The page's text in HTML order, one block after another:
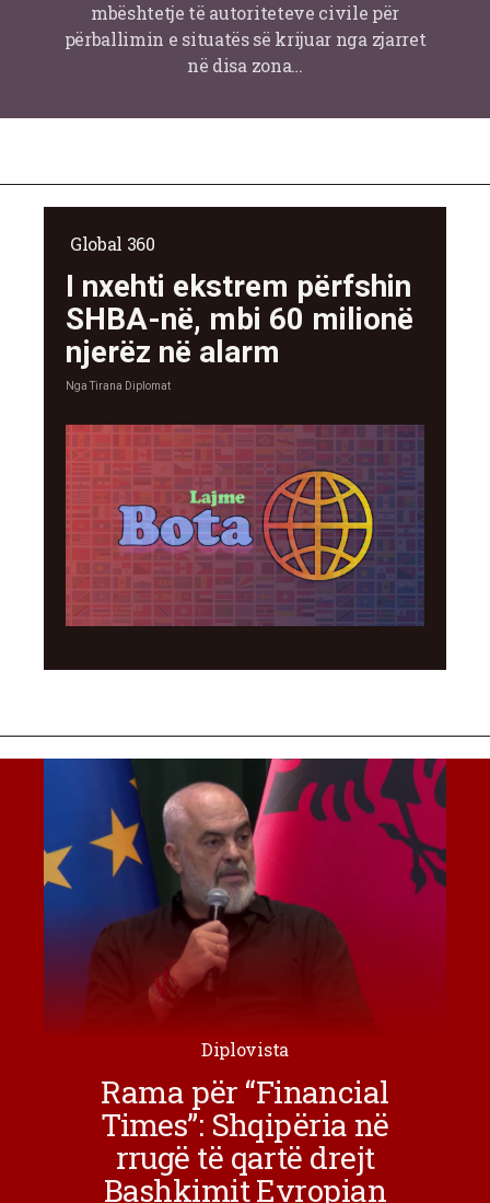
mbështetje të autoriteteve civile për
përballimin e situatës së krijuar nga zjarret
në disa zona…
Global 360
I nxehti ekstrem përfshin
SHBA-në, mbi 60 milionë
njerëz në alarm
NgaTirana Diplomat
Diplovista
Rama për “Financial
Times”: Shqipëria në
rrugë të qartë drejt
Bashkimit Evropian